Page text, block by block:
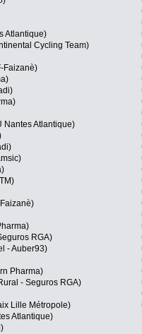
Atlantique)
Cycling Team)
Faizanè)
Nantes Atlantique)
RGA)
- Auber93)
Pharma)
- Seguros RGA)
Lille Métropole)
Atlantique)